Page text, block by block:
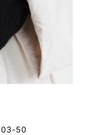
50